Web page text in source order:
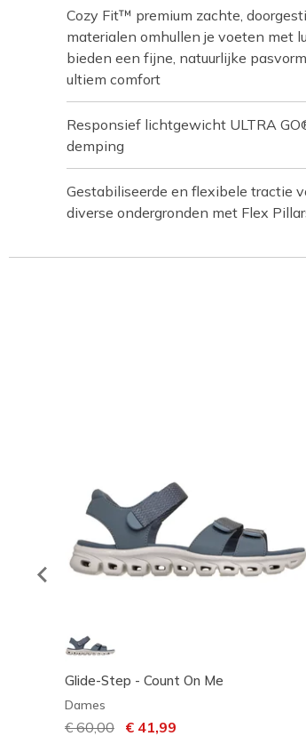
Cozy Fit™ premium zachte,
materialen omhullen je voeten met
bieden een fijne, natuurlijke
ultiem comfort
Responsief lichtgewicht ULTRA
demping
Gestabiliseerde en flexibele tractie
diverse ondergronden met Flex
Glide-Step - Count On Me
Dames
Prijs verlaagd van
€ 60,00 naar
€ 41,99